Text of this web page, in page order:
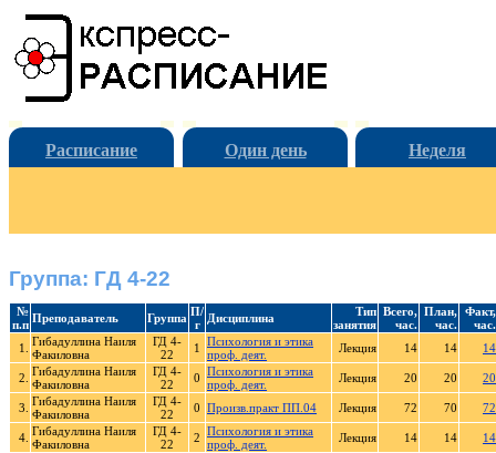
Расписание Один день Неделя
Группа: ГД 4-22
№
п.п Преподаватель Группа П/
г
Дисциплина
Тип
занятия
Всего,
час.
План,
час.
Факт,
час.
1.
Гибадуллина Наиля
Факиловна
ГД 4-
22
1
Психология и этика
проф. деят.
Лекция 14 14 14
2. Гибадуллина Наиля
Факиловна
ГД 4-
22
0 Психология и этика
проф. деят.
Лекция 20 20 20
3. Гибадуллина Наиля
Факиловна
ГД 4-
22
0 Произв.практ ПП.04 Лекция 72 70 72
4. Гибадуллина Наиля
Факиловна
ГД 4-
22
2 Психология и этика
проф. деят.
Лекция 14 14 14